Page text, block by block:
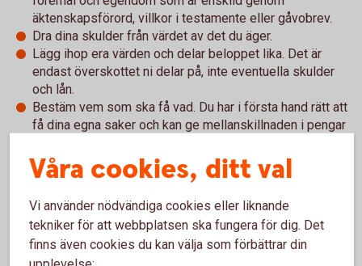
äktenskapsförord, villkor i testamente eller gåvobrev.
Dra dina skulder från värdet av det du äger.
Lägg ihop era värden och delar beloppet lika. Det är
endast överskottet ni delar på, inte eventuella skulder
och lån.
Bestäm vem som ska få vad. Du har i första hand rätt att
få dina egna saker och kan ge mellanskillnaden i pengar
ofta även överta de bolån som finns. Det är viktigt att
banken godkänt att du tar över lånen innan
Skriv under bodelningsavtalet.
Bodelning separation - om ni är sambos
Våra cookies, ditt val
Vi använder nödvändiga cookies eller liknande
tekniker för att webbplatsen ska fungera för dig. Det
finns även cookies du kan välja som förbättrar din